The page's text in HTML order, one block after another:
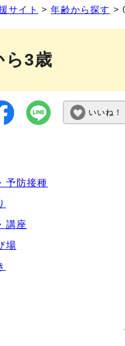
サイト >年齢から探す >
ら3歳
いいね！
予防接種
講座
場